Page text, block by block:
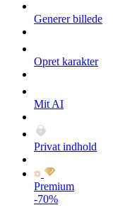
Generer billede
Opret karakter
Mit AI
Privat indhold
Premium
-70%